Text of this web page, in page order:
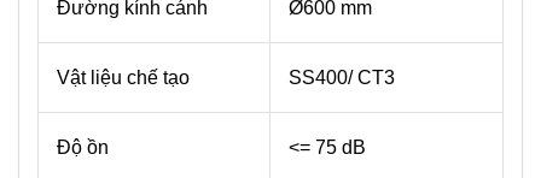
Đường kính cánh Ø600 mm
Vật liệu chế tạo SS400/ CT3
Độ ồn <= 75 dB